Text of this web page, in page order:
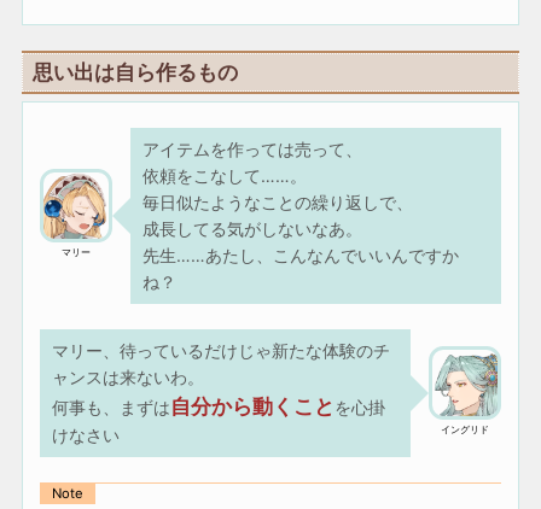
思い出は自ら作るもの
マリー
アイテムを作っては売って、
依頼をこなして……。
毎日似たようなことの繰り返しで、
成長してる気がしないなあ。
先生……あたし、こんなんでいいんですか
ね？
マリー、待っているだけじゃ新たな体験のチ
ャンスは来ないわ。
何事も、まずは自分から動くこと を心掛
けなさい
イングリド
Note